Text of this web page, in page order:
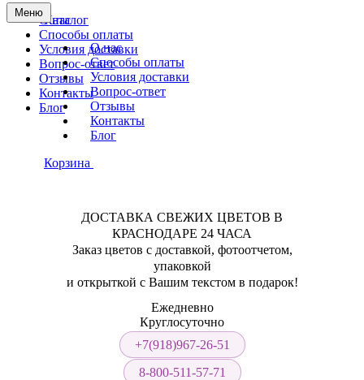
Меню
О нас
Способы оплаты
Условия доставки
Вопрос-ответ
Отзывы
Контакты
Блог
Каталог
О нас
Способы оплаты
Условия доставки
Вопрос-ответ
Отзывы
Контакты
Блог
Корзина
ДОСТАВКА СВЕЖИХ ЦВЕТОВ В
КРАСНОДАРЕ 24 ЧАСА
Заказ цветов с доставкой, фотоотчетом,
упаковкой
и открыткой с Вашим текстом в подарок!
Ежедневно
Круглосуточно
+7(918)967-26-51
8-800-511-57-71